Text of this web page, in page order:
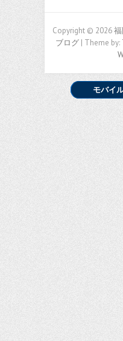
Copyright © 2026
ブログ | Theme by:
モバイ